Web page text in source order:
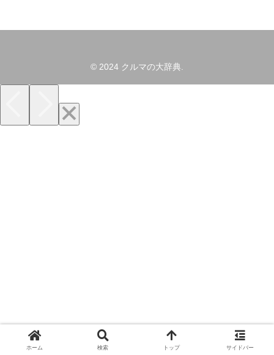
© 2024 クルマの大辞典.
ホーム 検索 トップ サイドバー